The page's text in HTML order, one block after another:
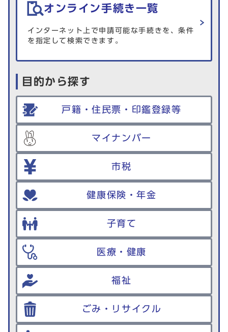
オンライン手続き一覧
インターネット上で申請可能な手続きを、条件
を指定して検索できます。
目的から探す
戸籍・住民票・印鑑登録等
マイナンバー
市税
健康保険・年金
子育て
医療・健康
福祉
ごみ・リサイクル